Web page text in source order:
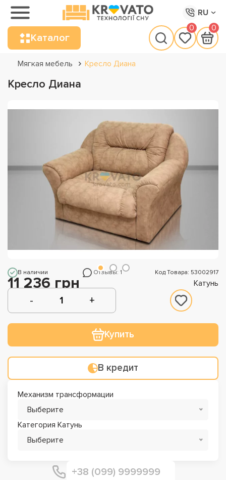
RU
Каталог
0 0
Мягкая мебель Кресло Диана
Кресло Диана
В наличии Отзывы: 1 Код Товара: 53002917
11 236 грн Катунь
Купить
В кредит
Механизм трансформации
Выберите
Категория Катунь
Выберите